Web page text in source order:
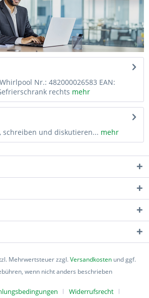
Nr.: 482000026583 EAN:
rechts mehr
schreiben und diskutieren... mehr
Mehrwertsteuer zzgl.Versandkosten und ggf.
wenn nicht anders beschrieben
Widerrufsrecht